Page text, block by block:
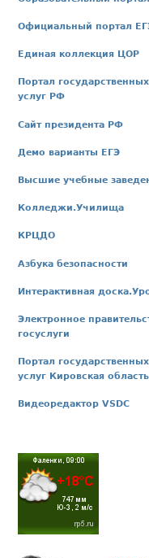
Официальный портал
Единая коллекция ЦОР
Портал государственных
услуг РФ
Сайт президента РФ
Демо варианты ЕГЭ
Высшие учебные
Колледжи.Училища
КРЦДО
Азбука безопасности
Интерактивная
Электронное
госуслуги
Портал государственных
услуг Кировская область
Видеоредактор VSDC